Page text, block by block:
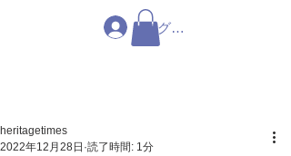
ログイン
heritagetimes
2022年12月28日 読了時間: 1分